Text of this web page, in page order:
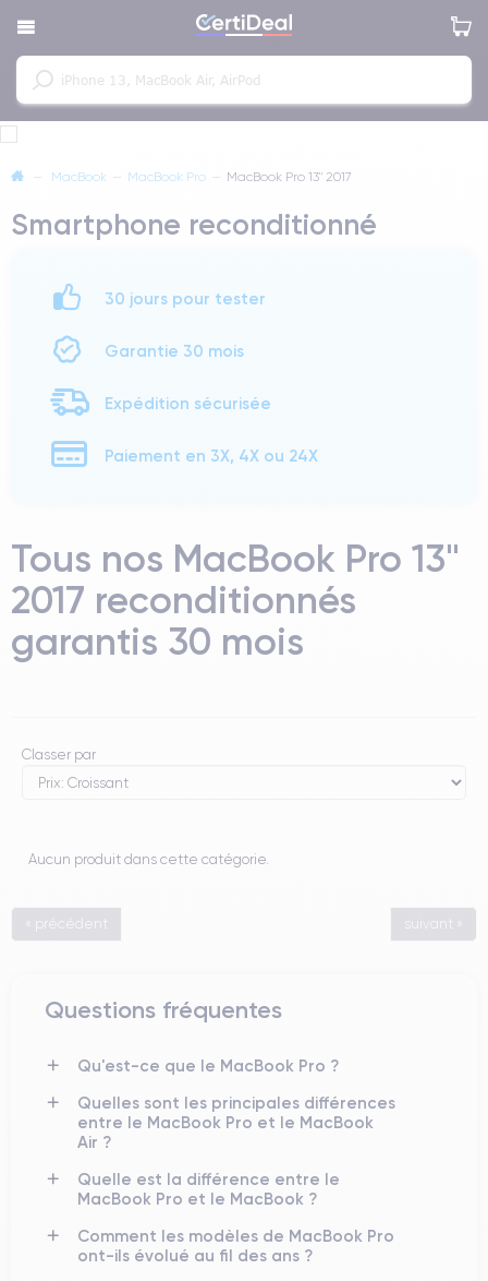
— MacBook — MacBook Pro — MacBook Pro 13" 2017
Smartphone reconditionné
30 jours pour tester
Garantie 30 mois
Expédition sécurisée
Paiement en 3X, 4X ou 24X
Tous nos MacBook Pro 13"
2017 reconditionnés
garantis 30 mois
Classer par
Aucun produit dans cette catégorie.
« précédent suivant »
Questions fréquentes
Qu'est-ce que le MacBook Pro ?
Quelles sont les principales différences
entre le MacBook Pro et le MacBook
Air ?
Quelle est la différence entre le
MacBook Pro et le MacBook ?
Comment les modèles de MacBook Pro
ont-ils évolué au fil des ans ?